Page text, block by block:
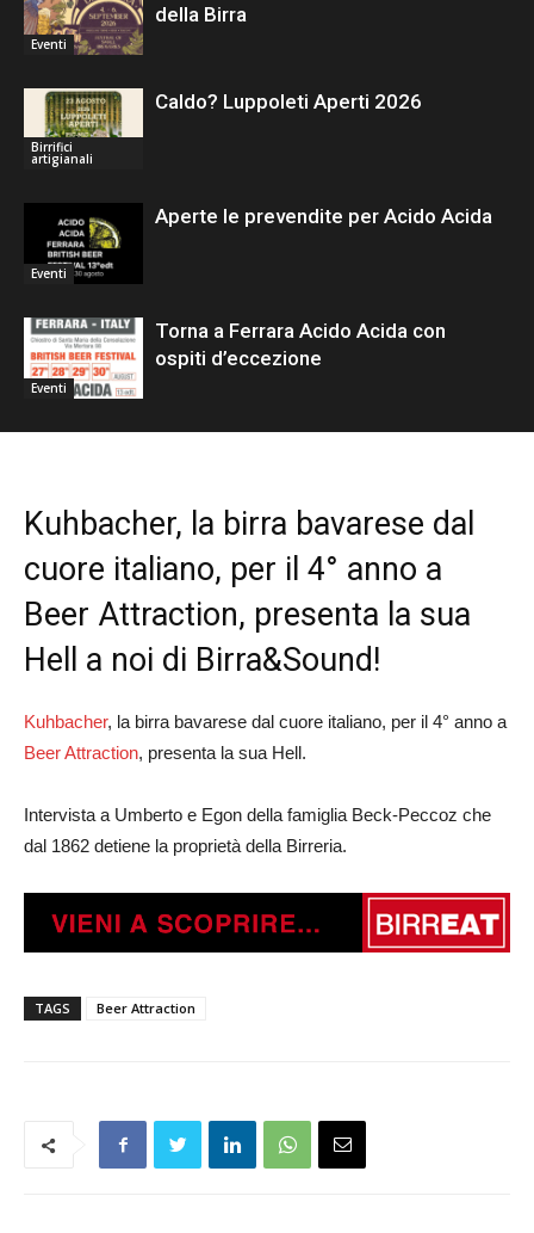
Eventi
della Birra
Birrifici
artigianali
Caldo? Luppoleti Aperti 2026
Eventi
Aperte le prevendite per Acido Acida
Eventi
Torna a Ferrara Acido Acida con
ospiti d’eccezione
Kuhbacher, la birra bavarese dal
cuore italiano, per il 4° anno a
Beer Attraction, presenta la sua
Hell a noi di Birra&Sound!
Kuhbacher, la birra bavarese dal cuore italiano, per il 4° anno a
Beer Attraction, presenta la sua Hell.
Intervista a Umberto e Egon della famiglia Beck-Peccoz che
dal 1862 detiene la proprietà della Birreria.
TAGS Beer Attraction